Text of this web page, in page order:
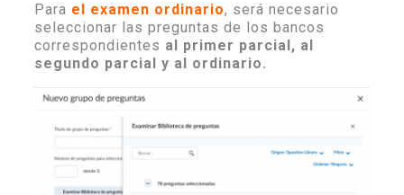
Para el examen ordinario, será necesario
seleccionar las preguntas de los bancos
correspondientes al primer parcial, al
segundo parcial y al ordinario.